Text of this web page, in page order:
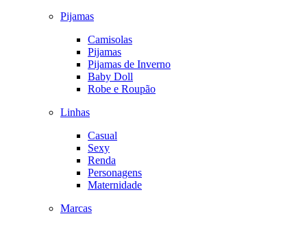
Pijamas
Camisolas
Pijamas
Pijamas de Inverno
Baby Doll
Robe e Roupão
Linhas
Casual
Sexy
Renda
Personagens
Maternidade
Marcas